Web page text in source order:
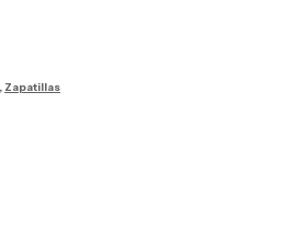
Zapatillas